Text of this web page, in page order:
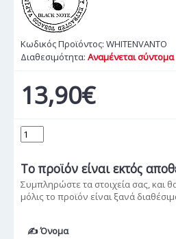
Κωδικός Προϊόντος: WHITENVANTO
Διαθεσιμότητα: Αναμένεται σύντομα
13,90€
Το προϊόν είναι εκτός
Συμπληρώστε τα στοιχεία σας, και
μόλις το προϊόν είναι ξανά
✍ Όνομα